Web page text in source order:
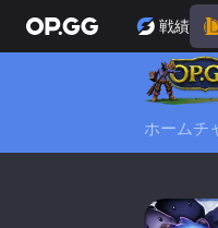
戦績
ホームチ